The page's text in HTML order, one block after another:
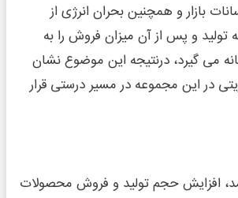
بازار و همچنین بحران انرژی از
و پس از آن میزان فروش را به
می گیرد، درنتیجه این موضوع نشان
در این مجموعه در مسیر درستی قرار
افزایش حجم تولید و فروش محصولات